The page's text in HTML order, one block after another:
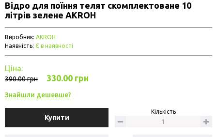
Відро для поїння телят скомплектоване 10
літрів зелене AKROH
Виробник: AKROH
Наявність: Є в наявності
Ціна:
390.00 грн 330.00 грн
Знайшли дешевше?
Купити
Кількість